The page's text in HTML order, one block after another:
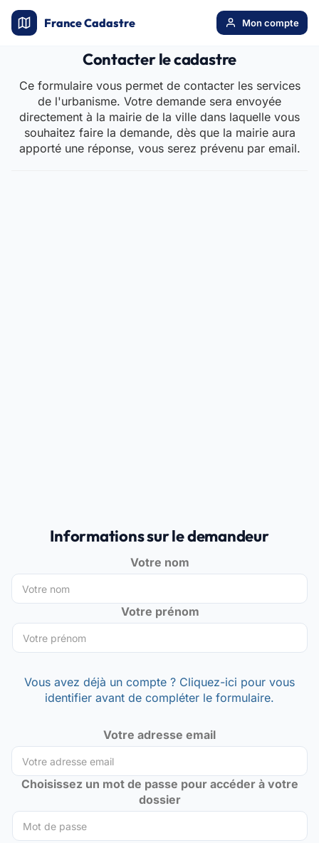
France Cadastre Mon compte
Contacter le cadastre
Ce formulaire vous permet de contacter les services
de l'urbanisme. Votre demande sera envoyée
directement à la mairie de la ville dans laquelle vous
souhaitez faire la demande, dès que la mairie aura
apporté une réponse, vous serez prévenu par email.
Informations sur le demandeur
Votre nom
Votre prénom
Vous avez déjà un compte ? Cliquez-ici pour vous
identifier avant de compléter le formulaire.
Votre adresse email
Choisissez un mot de passe pour accéder à votre
dossier